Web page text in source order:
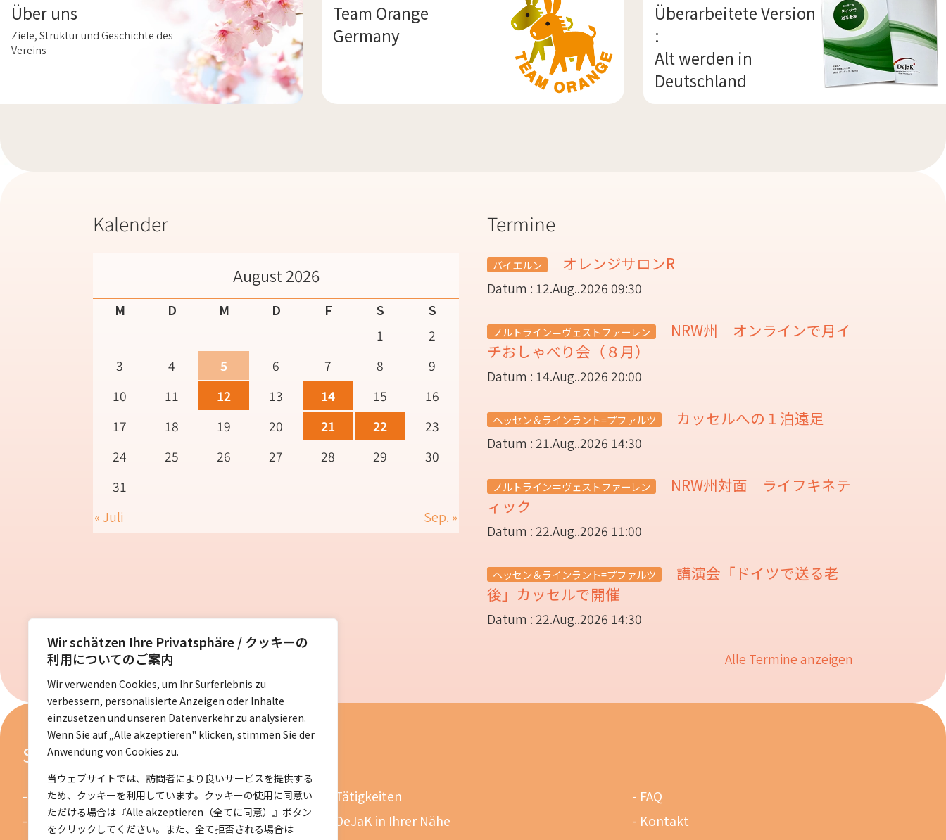
Wir schätzen Ihre Privatsphäre / クッキーの
利用についてのご案内
Wir verwenden Cookies, um Ihr Surferlebnis zu
verbessern, personalisierte Anzeigen oder Inhalte
einzusetzen und unseren Datenverkehr zu analysieren.
Wenn Sie auf „Alle akzeptieren" klicken, stimmen Sie der
Anwendung von Cookies zu.
当ウェブサイトでは、訪問者により良いサービスを提供する
ため、クッキーを利用しています。クッキーの使用に同意い
ただける場合は『Alle akzeptieren（全てに同意）』ボタン
をクリックしてください。また、全て拒否される場合は
Über uns
Ziele, Struktur und Geschichte des
Vereins
Team Orange
Germany
Überarbeitete Version
:
Alt werden in
Deutschland
Kalender
August 2026
M D M D F S
S
1
2
3
4 5 6 7 8
9
10
11 12 13 14 15
16
17
18 19 20 21 22
23
24
25 26 27 28 29
30
31
« Juli
Sep. »
Termine
バイエルン オレンジサロンR
Datum : 12.Aug..2026 09:30
ノルトライン＝ヴェストファーレン
NRW州 オンラインで月イ
チおしゃべり会（８月）
Datum : 14.Aug..2026 20:00
ヘッセン＆ラインラント=プファルツ カッセルへの１泊遠足
Datum : 21.Aug..2026 14:30
ノルトライン＝ヴェストファーレン
NRW州対面 ライフキネテ
ィック
Datum : 22.Aug..2026 11:00
ヘッセン＆ラインラント=プファルツ
講演会「ドイツで送る老
後」カッセルで開催
Datum : 22.Aug..2026 14:30
Alle Termine anzeigen
Sitemap
Startseite
Über uns
Tätigkeiten
DeJaK in Ihrer Nähe
FAQ
Kontakt